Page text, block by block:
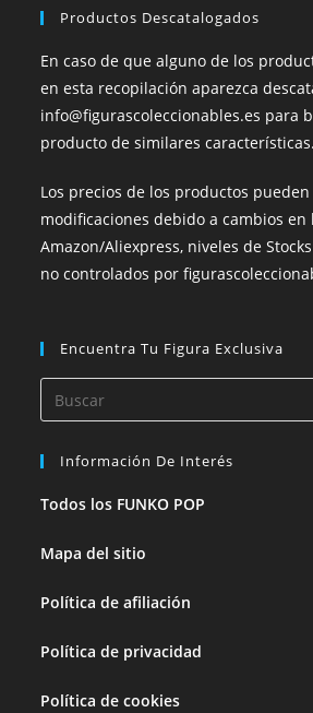
Productos Descatalogados
En caso de que alguno de los
en esta recopilación aparezca
info@figurascoleccionables.es para
producto de similares características.
Los precios de los productos
modificaciones debido a cambios en
Amazon/Aliexpress, niveles de
no controlados por
Encuentra Tu Figura Exclusiva
Información De Interés
Todos los FUNKO POP
Mapa del sitio
Política de afiliación
Política de privacidad
Política de cookies